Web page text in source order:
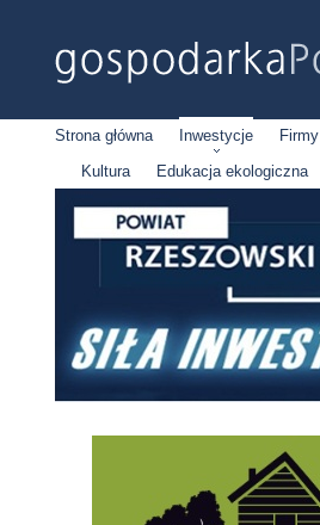
Strona główna Inwestycje Firmy
Kultura
Edukacja ekologiczna